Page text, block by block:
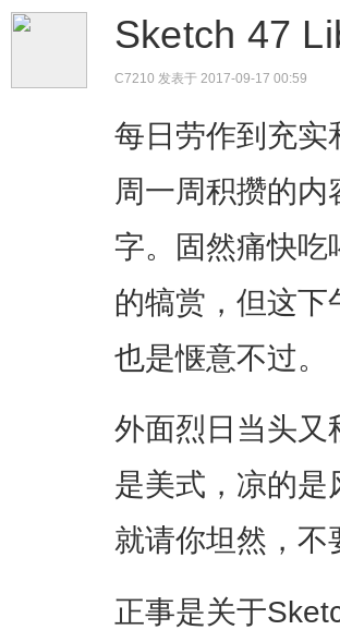
Sketch 47
C7210 发表于 2017-09-17 00:59
每日劳作到充实
周一周积攒的
字。固然痛快吃
的犒赏，但这
也是惬意不过。
外面烈日当头又
是美式，凉的是
就请你坦然，不
正事是关于